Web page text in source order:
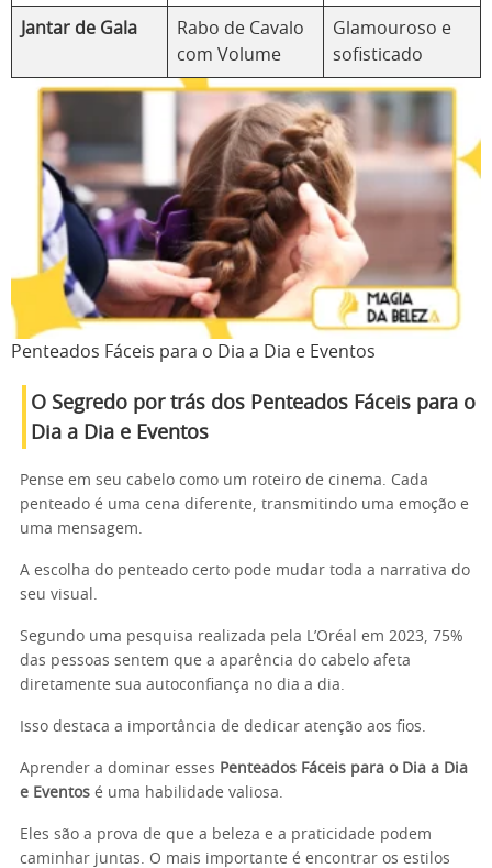
Jantar de Gala
Rabo de Cavalo
com Volume
Glamouroso e
sofisticado
Penteados Fáceis para o Dia a Dia e Eventos
O Segredo por trás dos Penteados Fáceis para o
Dia a Dia e Eventos
Pense em seu cabelo como um roteiro de cinema. Cada
penteado é uma cena diferente, transmitindo uma emoção e
uma mensagem.
A escolha do penteado certo pode mudar toda a narrativa do
seu visual.
Segundo uma pesquisa realizada pela L’Oréal em 2023, 75%
das pessoas sentem que a aparência do cabelo afeta
diretamente sua autoconfiança no dia a dia.
Isso destaca a importância de dedicar atenção aos fios.
Aprender a dominar esses Penteados Fáceis para o Dia a Dia
e Eventos é uma habilidade valiosa.
Eles são a prova de que a beleza e a praticidade podem
caminhar juntas. O mais importante é encontrar os estilos